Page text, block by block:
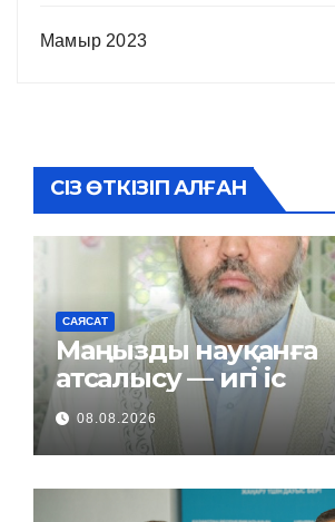
Мамыр 2023
СІЗ ӨТКІЗІП АЛҒАН
САЯСАТ
Маңызды науқанға
атсалысу — игі іс
08.08.2026